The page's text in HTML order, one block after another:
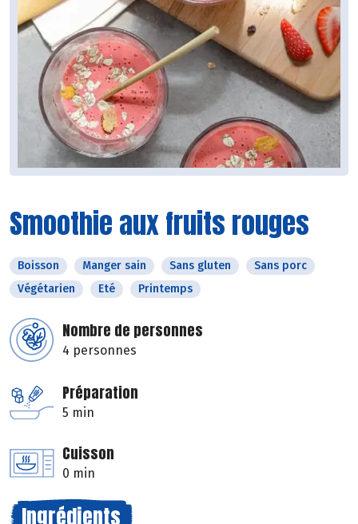
Smoothie aux fruits rouges
Boisson Manger sain Sans gluten
Sans porc
Végétarien
Eté Printemps
Nombre de personnes
4 personnes
Préparation
5 min
Cuisson
0 min
Ingrédients